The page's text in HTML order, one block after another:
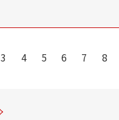
3 4 5 6 7 8